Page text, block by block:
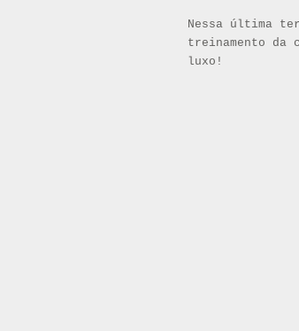
Nessa última
treinamento da
luxo!